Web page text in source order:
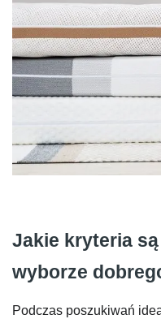
Jakie kryteria
wyborze
Podczas poszukiwań